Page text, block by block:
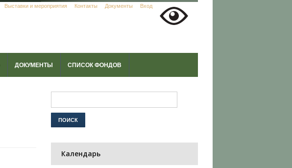
Выставки и мероприятия Контакты Документы Вход
ДОКУМЕНТЫ СПИСОК ФОНДОВ
Календарь